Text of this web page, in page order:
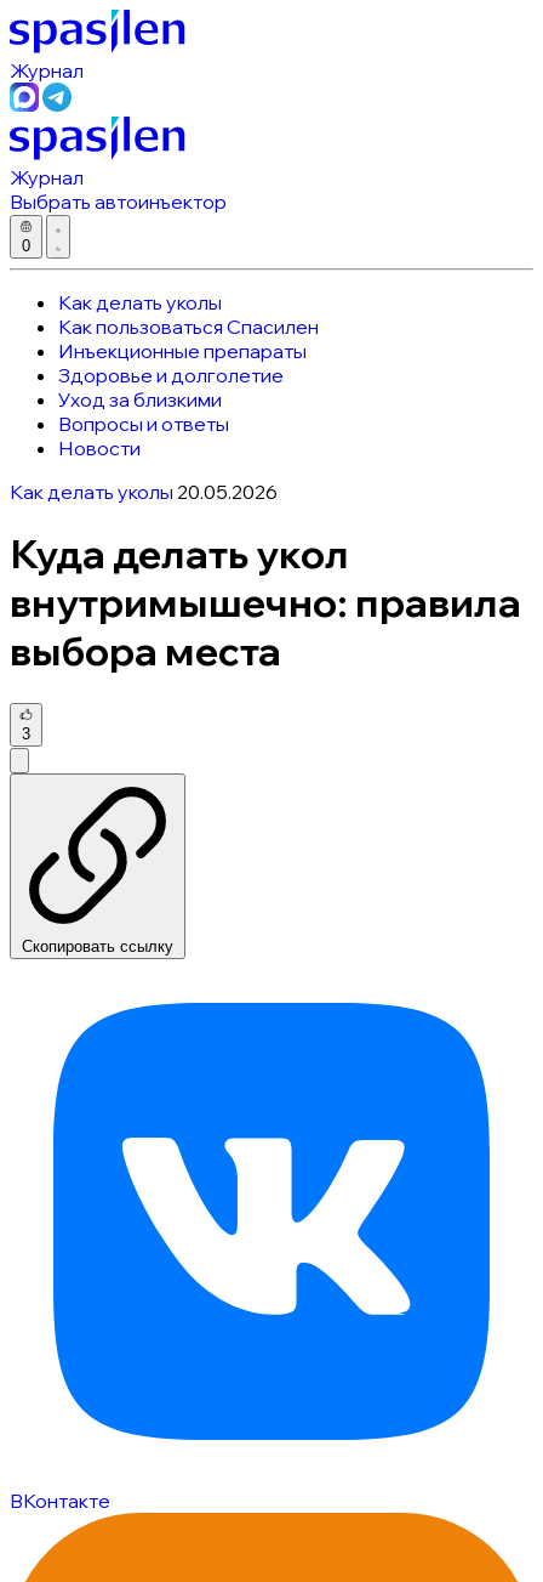
Журнал
Журнал
Выбрать автоинъектор
0
Как делать уколы
Как пользоваться Спасилен
Инъекционные препараты
Здоровье и долголетие
Уход за близкими
Вопросы и ответы
Новости
Как делать уколы 20.05.2026
Куда делать укол
внутримышечно: правила
выбора места
3
Скопировать ссылку
ВКонтакте